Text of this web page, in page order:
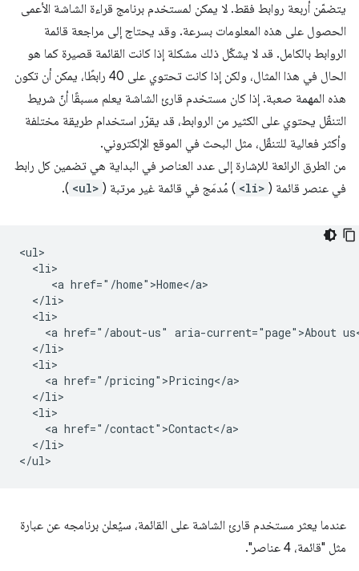
يتضمّن أربعة روابط فقط. لا يمكن لمستخدم برنامج قراءة الشاشة الأعمى
الحصول على هذه المعلومات بسرعة. وقد يحتاج إلى مراجعة قائمة
الروابط بالكامل. قد لا يشكّل ذلك مشكلة إذا كانت القائمة قصيرة كما هو
الحال في هذا المثال، ولكن إذا كانت تحتوي على 40 رابطًا، يمكن أن تكون
هذه المهمة صعبة. إذا كان مستخدم قارئ الشاشة يعلم مسبقًا أنّ شريط
التنقّل يحتوي على الكثير من الروابط، قد يقرّر استخدام طريقة مختلفة
وأكثر فعالية للتنقّل، مثل البحث في الموقع الإلكتروني.
من الطرق الرائعة للإشارة إلى عدد العناصر في البداية هي تضمين كل رابط
في عنصر قائمة ( <li> ) مُدمَج في قائمة غير مرتبة ( <ul>
).
<ul>
  <li>
     <a href="/home">Home</a>
  </li>
  <li>
<a href="/about-us" aria-current="page">About
  </li>
  <li>
    <a href="/pricing">Pricing</a>
  </li>
  <li>
    <a href="/contact">Contact</a>
  </li>
عندما يعثر مستخدم قارئ الشاشة على القائمة، سيُعلن برنامجه عن عبارة
مثل "قائمة، 4 عناصر".